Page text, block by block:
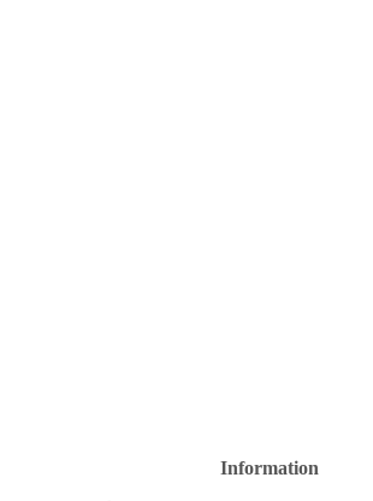
Information